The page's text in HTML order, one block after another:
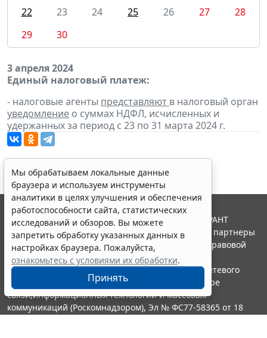
22
23 24 25 26 27
28
29
30
3 апреля 2024
Единый налоговый платеж:
- налоговые агенты представляют в налоговый орган
уведомление о суммах НДФЛ, исчисленных и
удержанных за период с 23 по 31 марта 2024 г.
Мы обрабатываем локальные данные
браузера и используем инструменты
аналитики в целях улучшения и обеспечения
работоспособности сайта, статистических
исследований и обзоров. Вы можете
запретить обработку указанных данных в
настройках браузера. Пожалуйста,
ознакомьтесь с условиями их обработки.
Принять
© ООО "НПП "ГАРАНТ-СЕРВИС", 2026. Система ГАРАНТ
выпускается с 1990 года. Компания "Гарант" и ее партнеры
являются участниками Российской ассоциации правовой
информации ГАРАНТ.
Портал ГАРАНТ.РУ зарегистрирован в качестве сетевого
издания Федеральной службой по надзору в сфере
связи,информационных технологий и массовых
коммуникаций (Роскомнадзором), Эл № ФС77-58365 от 18